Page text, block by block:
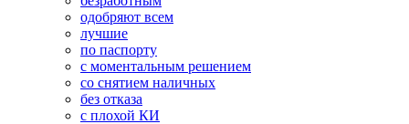
одобряют всем
лучшие
по паспорту
с моментальным решением
со снятием наличных
без отказа
с плохой КИ